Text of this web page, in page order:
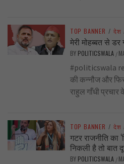
TOP BANNER / देश
मेरी मोहब्बत से डर
BY POLITICSWALA /
#politicswala
की कन्नौज और
राहुल गाँधी
TOP BANNER / देश
गटर राजनीति का
निकली है तो बात
BY POLITICSWALA /